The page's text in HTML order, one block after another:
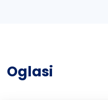
Oglasi